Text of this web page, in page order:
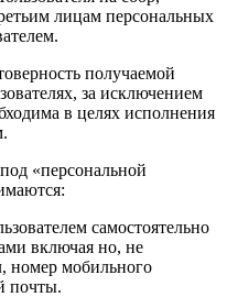
лицам персональных
получаемой
за исключением
в целях исполнения
«персональной
самостоятельно
включая но, не
номер мобильного
почты.